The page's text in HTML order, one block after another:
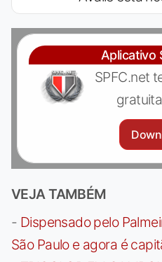
Aplicativo
SPFC.net
VEJA TAMBÉM
- Dispensado pelo
São Paulo e agora é